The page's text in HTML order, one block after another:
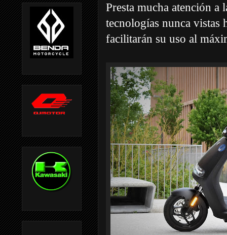
Presta mucha atención a
tecnologías nunca vistas
facilitarán su uso al